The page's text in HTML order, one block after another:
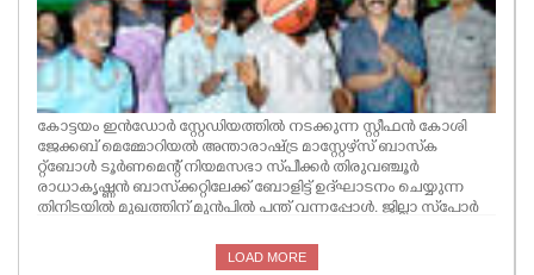
കോട്ടയം ഇൻഡോർ സ്റ്റേഡിയത്തിൽ നടക്കുന്ന സ്റ്റീഫൻ കോശി
ജേക്കബ് മെമ്മോറിയൽ അന്താരാഷ്ട്ര മാസ്റ്റേഴ്‌സ് ബാസ്‌ക
റ്റ്‌ബോൾ ടൂർണമെന്റ് നിയമസഭാ സ്‌പീക്കർ തിരുവഞ്ചൂർ
രാധാകൃഷ്ണൻ ബാസ്‌ക്കറ്റിലേക്ക് ബോളിട്ട് ഉദ്‌ഘാടനം ചെയ്യുന്ന
തിനിടയിൽ മുഖത്തിന് മുൻപിൽ പന്ത് വന്നപ്പോൾ. ജില്ലാ സ്‌പോർ
പി.ജെ സണ്ണി,പി.സി ആന്റണി,ജോർജ് ജേക്കബ് പുരയ്ക്കൽ തുടങ്ങിയ
LOAD MORE